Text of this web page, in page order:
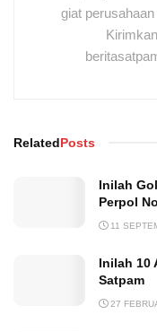
giat
RelatedPosts
Inilah
Perpol
11
Inilah 10
Satpam
27